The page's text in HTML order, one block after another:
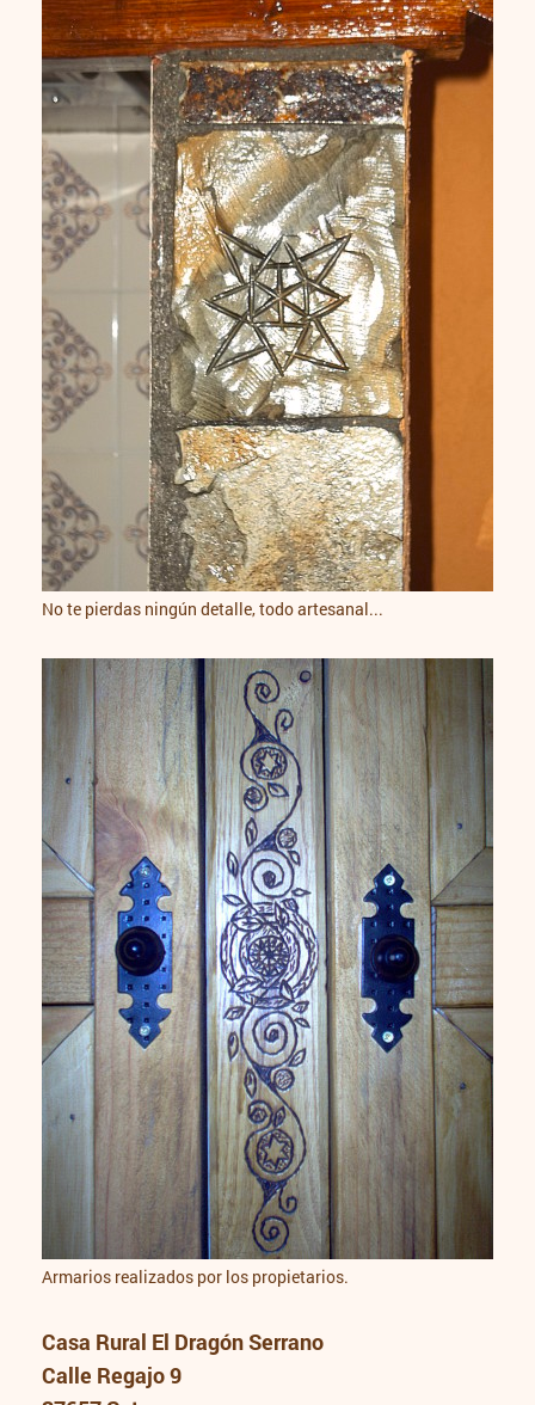
No te pierdas ningún detalle, todo artesanal...
Armarios realizados por los propietarios.
Casa Rural El Dragón Serrano
Calle Regajo 9